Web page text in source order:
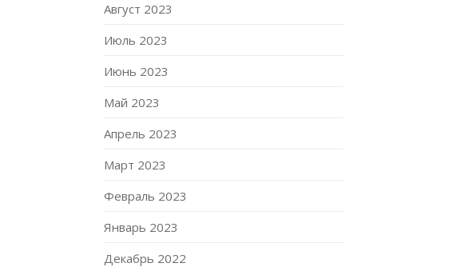
Август 2023
Июль 2023
Июнь 2023
Май 2023
Апрель 2023
Март 2023
Февраль 2023
Январь 2023
Декабрь 2022